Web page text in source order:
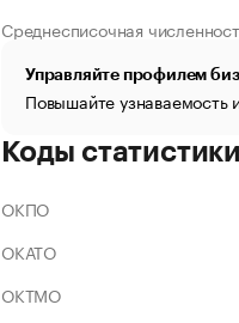
Среднесписочная
Управляйте профилем
Повышайте узнаваемость
Коды статистики
ОКПО
ОКАТО
ОКТМО